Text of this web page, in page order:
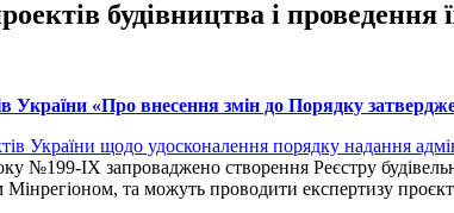
будівництва і проведення
України «Про внесення змін до Порядку
України щодо удосконалення порядку надання
№199-ІХ запроваджено створення Реєстру
Мінрегіоном, та можуть проводити експертизу